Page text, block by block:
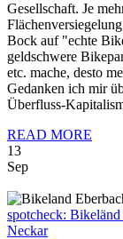
Gesellschaft. Je
Bock auf "echte
geldschwere
etc. mache, desto
Gedanken ich mir
Überfluss-
READ MORE
13
Sep
spotcheck: Bikeländ
Neckar